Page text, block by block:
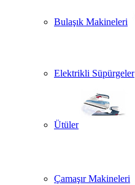
Bulaşık Makineleri
Elektrikli Süpürgeler
Ütüler
Çamaşır Makineleri